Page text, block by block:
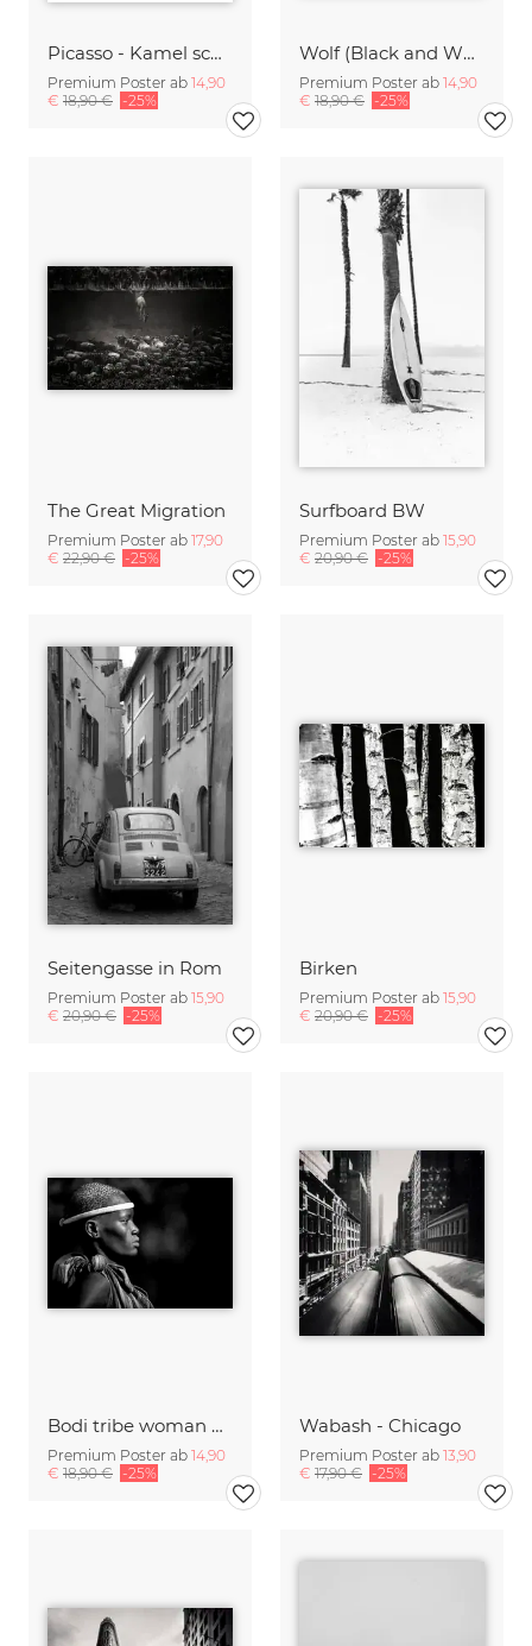
Picasso - Kamel schwarzweiß
Premium Poster ab 14,90
€ 18,90 € -25%
Wolf (Black and White)
Premium Poster ab 14,90
€ 18,90 € -25%
The Great Migration
Premium Poster ab 17,90
€ 22,90 € -25%
Surfboard BW
Premium Poster ab 15,90
€ 20,90 € -25%
Seitengasse in Rom
Premium Poster ab 15,90
€ 20,90 € -25%
Birken
Premium Poster ab 15,90
€ 20,90 € -25%
Bodi tribe woman Omo Ethiopia
Premium Poster ab 14,90
€ 18,90 € -25%
Wabash - Chicago
Premium Poster ab 13,90
€ 17,90 € -25%